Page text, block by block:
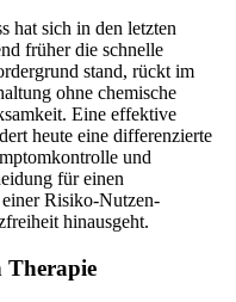
hat sich in den letzten
früher die schnelle
stand, rückt im
ohne chemische
Eine effektive
heute eine differenzierte
und
für einen
Risiko-Nutzen-
hinausgeht.
Therapie